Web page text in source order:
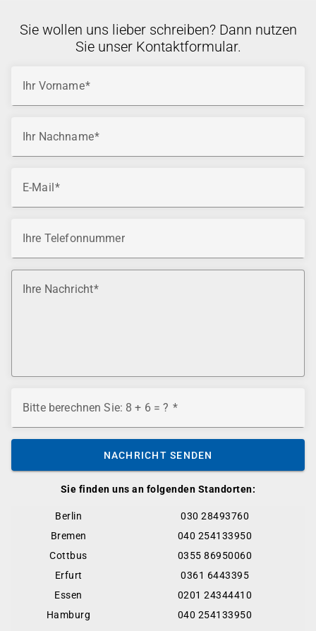
Sie finden uns an folgenden Standorten:
Berlin
030 28493760
Bremen
040 254133950
Cottbus
0355 86950060
Erfurt
0361 6443395
Essen
0201 24344410
Hamburg
040 254133950
Sie wollen uns lieber schreiben? Dann nutzen
Sie unser Kontaktformular.
Ihr Vorname
Ihr Nachname
E-Mail
Ihre Telefonnummer
Ihre Nachricht
Bitte berechnen Sie: 8 + 6 = ?
NACHRICHT SENDEN